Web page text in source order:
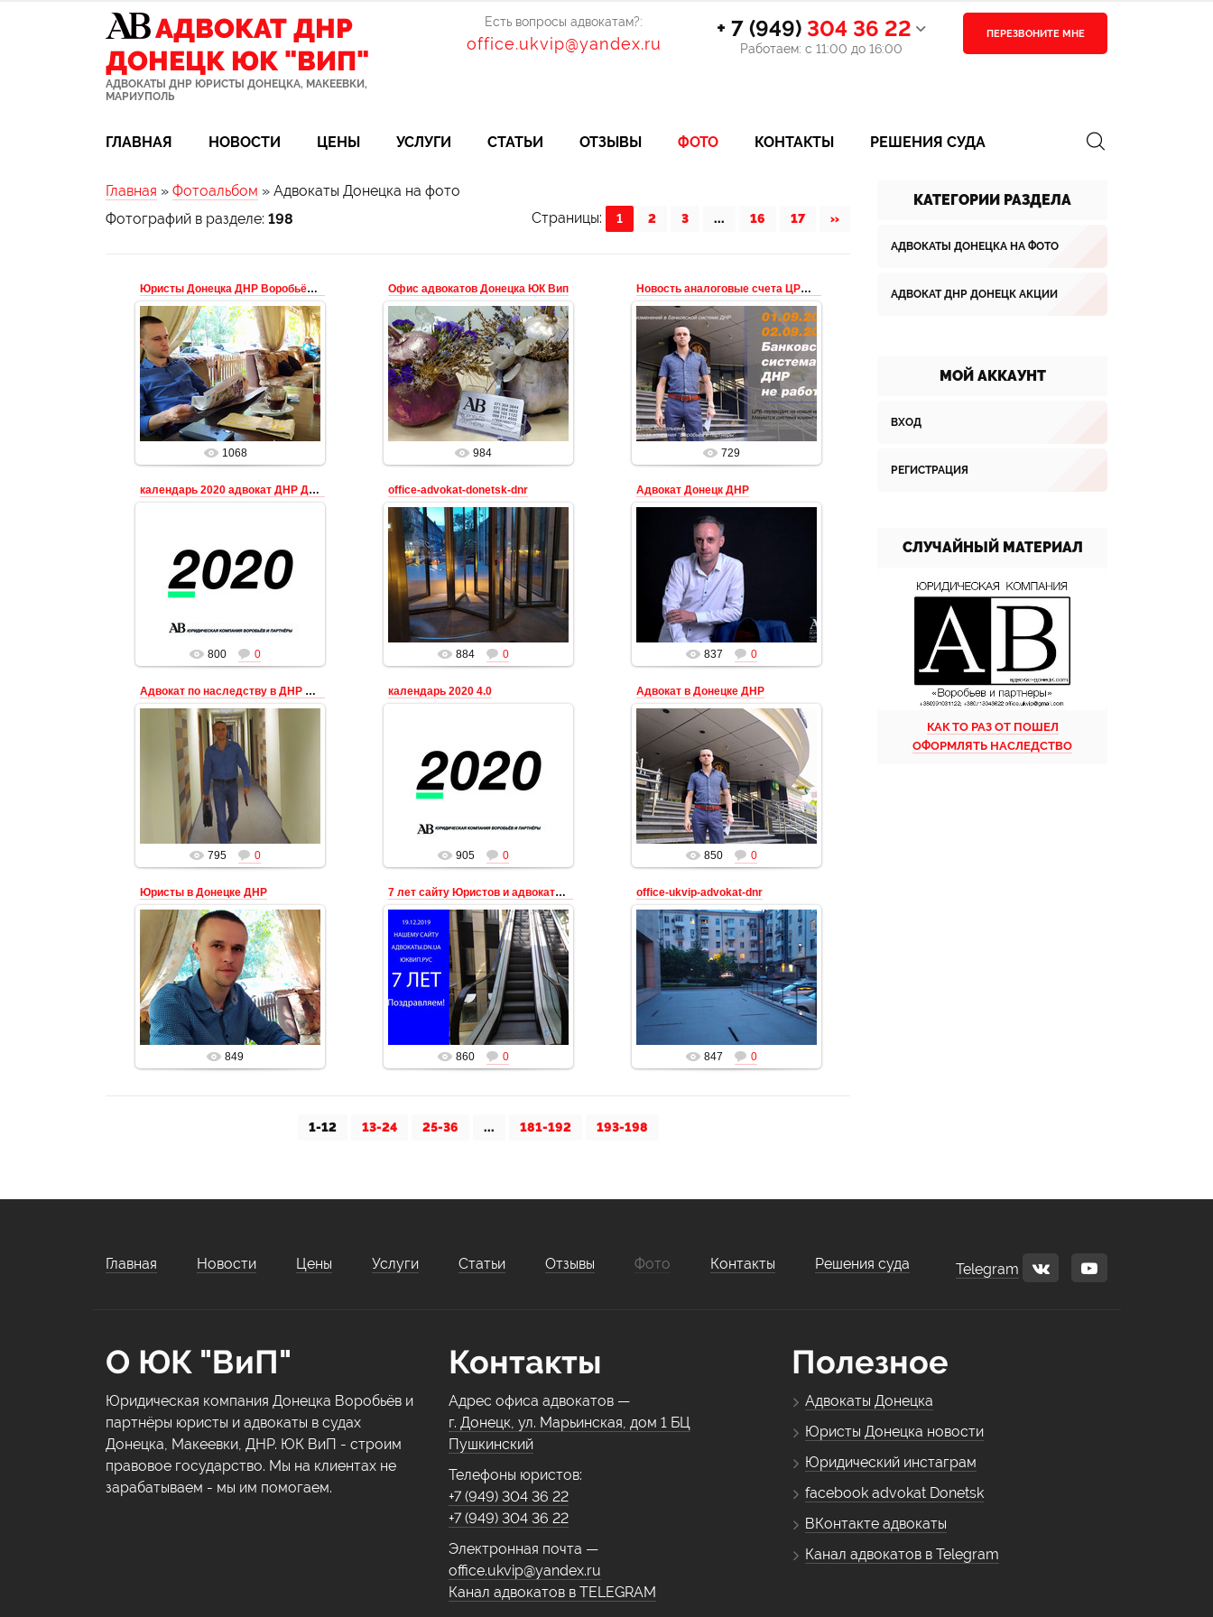
АДВОКАТ ДНР
ДОНЕЦК ЮК "ВИП"
АДВОКАТЫ ДНР ЮРИСТЫ ДОНЕЦКА, МАКЕЕВКИ,
МАРИУПОЛЬ
Есть вопросы адвокатам?:
office.ukvip@yandex.ru
+ 7 (949) 304 36 22
Работаем: с 11:00 до 16:00
ПЕРЕЗВОНИТЕ МНЕ
ГЛАВНАЯ НОВОСТИ ЦЕНЫ УСЛУГИ СТАТЬИ ОТЗЫВЫ ФОТО КОНТАКТЫ РЕШЕНИЯ СУДА
Главная » Фотоальбом » Адвокаты Донецка на фото
Фотографий в разделе: 198 Страницы: 1 2 3 ... 16 17 »
Юристы Донецка ДНР Воробьёв и партнёры
02.01.2020
Юридические услуги в Донецке и
Макеевке от Юридической
компании Донецка ДНР - Воробьёв
и партнёры +79493043644
+79493...
Адвокат
1068
Офис адвокатов Донецка ЮК Вип
02.01.2020
Офис адвокатов Донецка ЮК
Воробьёв и партнёры -
представление интересов в судах
ДНР. Нотариальные услуги по
принятию ...
Адвокат
984
Новость аналоговые счета ЦРБ ДНР
02.01.2020
юридический Новости Донецка на
сайте адвокатов и юристов ДНР -
юквип.рус - Юридическая фирма
ДНР "Воробьёв и партнёры...
Адвокат
729
календарь 2020 адвокат ДНР Донецк
Юридическая компания ДНР -
Воробьёв и партнёры - календарь
на 2020 год 0713043622 Юристы
Донецка по оформлению наслед...
800 0
office-advokat-donetsk-dnr
02.01.2020
Вход в БЦ Пушкинский офис
Юридической фирмы ДНР
"Воробьёв и партнёры"
0713043622 юквип.рус адвокат по
наследству в До...
Адвокат
884 0
Адвокат Донецк ДНР
02.01.2020
Адвокаты и юристы Донецкой
Юридической компании Воробьёв и
партнёры - оказание юридических
услуг на территории Донецк...
Адвокат
837 0
Адвокат по наследству в ДНР Донецк ЮК ВиП
02.01.2020
Адвокат по наследству в Донецке
ДНР юридические услуги по
правильному оформлению
наследственных прав в ДНР на
наследство
Адвокат
795 0
календарь 2020 4.0
Юридический календарь 2020 от
адвокатов ДНР ЮК Воробьёв и
партнёры
905 0
Адвокат в Донецке ДНР
02.01.2020
Адвокат в Донецке ДНР
Адвокат
850 0
Юристы в Донецке ДНР
02.01.2020
Юристы и адвокаты в ДНР
Донецкая Юридическая компания
Воробьёв и партнёры
+79493043644
Адвокат
849
7 лет сайту Юристов и адвокатов Донецка
02.01.2020
Официальный сайт юристов
адвокатов Донецка ДНР -
Юридической компании Воробьёв и
партнёры адвокаты в судах
Донецка по...
Адвокат
860 0
office-ukvip-advokat-dnr
02.01.2020
Офис Юридической компании ДНР
- Воробьёв и партнёры в Донецке
на улице Марьинская, 1 в Бизнес
центре Пушкинский юриди...
Адвокат
847 0
1-12 13-24 25-36 ... 181-192 193-198
КАТЕГОРИИ РАЗДЕЛА
АДВОКАТЫ ДОНЕЦКА НА ФОТО
АДВОКАТ ДНР ДОНЕЦК АКЦИИ
МОЙ АККАУНТ
ВХОД
РЕГИСТРАЦИЯ
СЛУЧАЙНЫЙ МАТЕРИАЛ
КАК ТО РАЗ ОТ ПОШЕЛ
ОФОРМЛЯТЬ НАСЛЕДСТВО
Главная Новости Цены Услуги Статьи Отзывы Фото Контакты Решения суда Telegram
О ЮК "ВиП"
Юридическая компания Донецка Воробьёв и
партнёры юристы и адвокаты в судах
Донецка, Макеевки, ДНР. ЮК ВиП - строим
правовое государство. Мы на клиентах не
зарабатываем - мы им помогаем.
Контакты
Адрес офиса адвокатов —
г. Донецк, ул. Марьинская, дом 1 БЦ
Пушкинский
Телефоны юристов:
+7 (949) 304 36 22
+7 (949) 304 36 22
Электронная почта —
office.ukvip@yandex.ru
Канал адвокатов в TELEGRAM
Полезное
Адвокаты Донецка
Юристы Донецка новости
Юридический инстаграм
facebook advokat Donetsk
ВКонтакте адвокаты
Канал адвокатов в Telegram